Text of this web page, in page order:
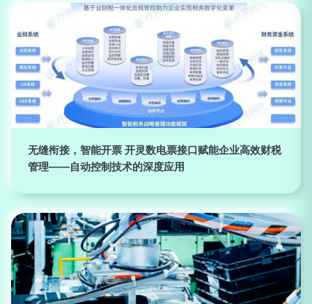
无缝衔接，智能开票 开灵数电票接口赋能企业高效财税
管理——自动控制技术的深度应用